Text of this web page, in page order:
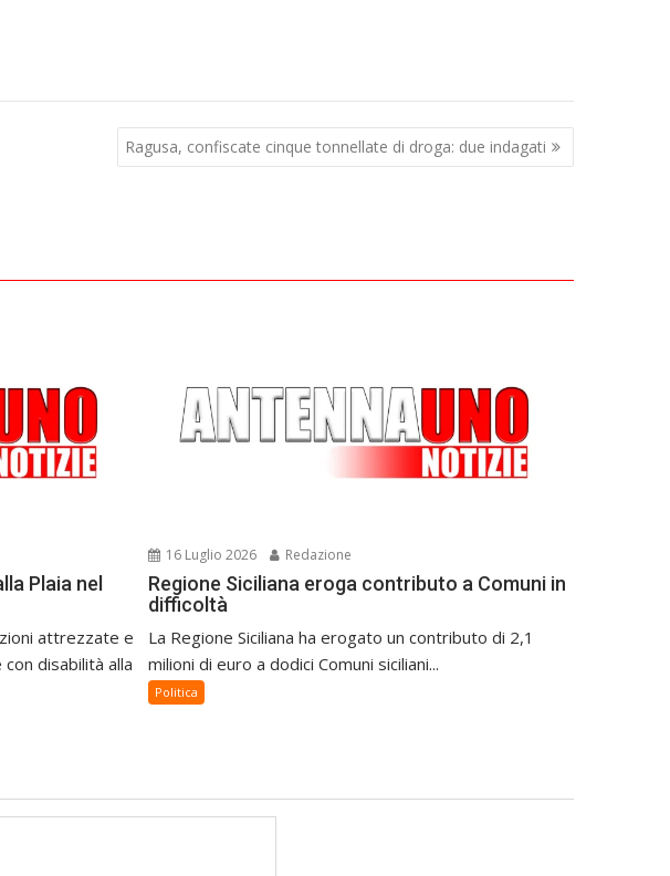
Ragusa, confiscate cinque tonnellate di droga: due indagati
Plaia nel
attrezzate e
disabilità alla
16 Luglio 2026 Redazione
Regione Siciliana eroga contributo a Comuni in
difficoltà
La Regione Siciliana ha erogato un contributo di 2,1
milioni di euro a dodici Comuni siciliani...
Politica